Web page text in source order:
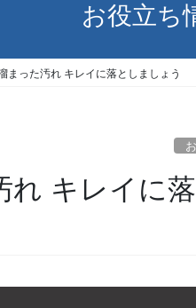
お役立ち
まった汚れ キレイに落としましょう
キレイに